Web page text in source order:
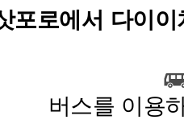
포로에서 다이
버스를 이용